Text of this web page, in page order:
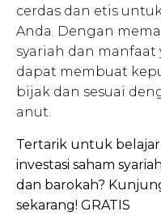
cerdas dan etis
Anda. Dengan
syariah dan manfaat
dapat membuat
bijak dan sesuai
anut.
Tertarik untuk
investasi saham
dan barokah?
sekarang! GRATIS